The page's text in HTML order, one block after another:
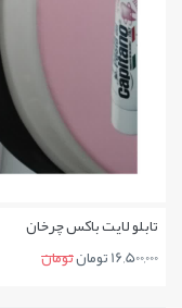
تابلو لایت باکس چرخان
16,500,000 تومان
تومان